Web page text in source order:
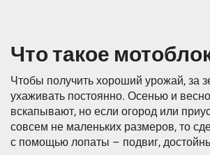
Что такое
Чтобы получить хороший урожай, за
ухаживать постоянно. Осенью и
вскапывают, но если огород или
совсем не маленьких размеров, то
с помощью лопаты – подвиг,